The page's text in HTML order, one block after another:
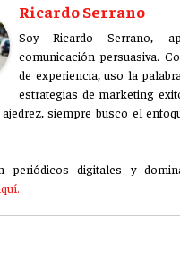
Ricardo Serrano
Soy Ricardo Serrano,
comunicación persuasiva.
de experiencia, uso la
estrategias de marketing
siempre busco el
periódicos digitales y